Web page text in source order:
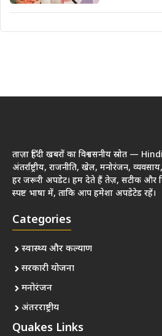
ताज़ा हिंदी खबरों का विश्वसनीय स्रोत —
अंतर्राष्ट्रीय, राजनीति, खेल, मनोरंजन,
हर जरूरी अपडेट। हम देते हैं तेज़, सटीक और
स्पष्ट भाषा में, ताकि आप हमेशा अपडेटेड रहें।
Categories
स्वास्थ्य और कल्याण
सरकारी योजना
मनोरंजन
अंतरराष्ट्रीय
Quakes Links